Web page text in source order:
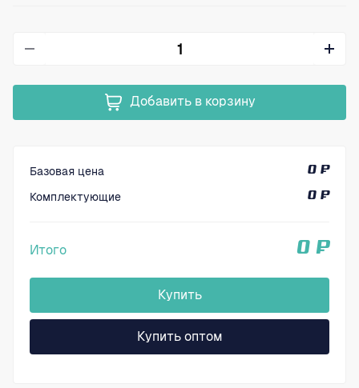
Добавить в корзину
Базовая цена
0 ₽
Комплектующие
0 ₽
Итого 0 ₽
Купить
Купить оптом